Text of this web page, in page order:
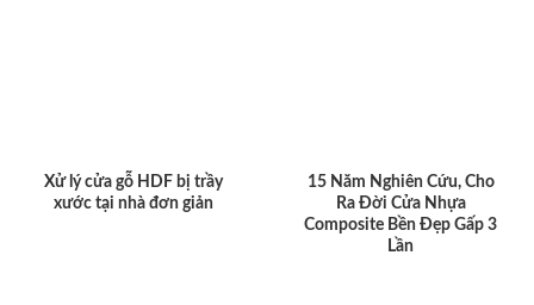
Xử lý cửa gỗ HDF bị trầy
xước tại nhà đơn giản
15 Năm Nghiên Cứu, Cho
Ra Đời Cửa Nhựa
Composite Bền Đẹp Gấp 3
Lần